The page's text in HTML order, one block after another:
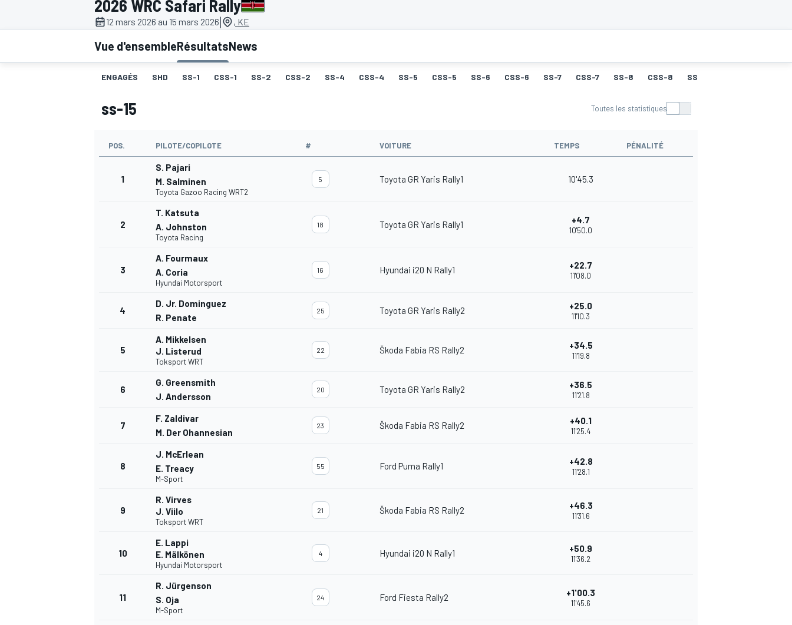
2026 WRC Safari Rally
12 mars 2026 au 15 mars 2026| , KE
Vue d'ensembleRésultatsNews
ENGAGÉS SHD SS-1 CSS-1 SS-2 CSS-2 SS-4 CSS-4 SS-5 CSS-5 SS-6 CSS-6 SS-7 CSS-7 SS-8 CSS-8 SS-9
ss-15 Toutes les statistiques
POS. PILOTE/COPILOTE # VOITURE TEMPS PÉNALITÉ
1
S. Pajari
M. Salminen
Toyota Gazoo Racing WRT2
5 Toyota GR Yaris Rally1 10'45.3
2
T. Katsuta
A. Johnston
Toyota Racing
18 Toyota GR Yaris Rally1 +4.7
10'50.0
3
A. Fourmaux
A. Coria
Hyundai Motorsport
16 Hyundai i20 N Rally1 +22.7
11'08.0
4
D. Jr. Dominguez
R. Penate
25 Toyota GR Yaris Rally2 +25.0
11'10.3
5
A. Mikkelsen
J. Listerud
Toksport WRT
22 Škoda Fabia RS Rally2 +34.5
11'19.8
6
G. Greensmith
J. Andersson
20 Toyota GR Yaris Rally2 +36.5
11'21.8
7
F. Zaldivar
M. Der Ohannesian
23 Škoda Fabia RS Rally2 +40.1
11'25.4
8
J. McErlean
E. Treacy
M-Sport
55 Ford Puma Rally1 +42.8
11'28.1
9
R. Virves
J. Viilo
Toksport WRT
21 Škoda Fabia RS Rally2 +46.3
11'31.6
10
E. Lappi
E. Mälkönen
Hyundai Motorsport
4 Hyundai i20 N Rally1 +50.9
11'36.2
11
R. Jürgenson
S. Oja
M-Sport
24 Ford Fiesta Rally2 +1'00.3
11'45.6